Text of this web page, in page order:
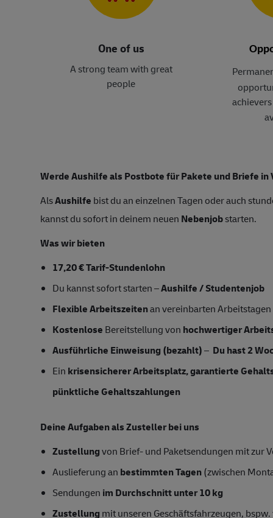
One of us
A strong team with great
people
Werde Aushilfe als Postbote für Pakete und Briefe in
AlsAushilfe bist du an einzelnen Tagen oder auch
kannst du sofort in deinem neuen Nebenjobstarten.
Was wir bieten
17,20 € Tarif-Stundenlohn
Du kannst sofort starten –Aushilfe / Studentenjob
Flexible Arbeitszeitenan vereinbarten Arbeitstagen
Kostenlose Bereitstellung von hochwertiger
Ausführliche Einweisung (bezahlt)– Du hast 2
Ein krisensicherer Arbeitsplatz, garantierte
pünktliche Gehaltszahlungen
Deine Aufgaben als Zusteller bei uns
Zustellungvon Brief- und Paketsendungen mit zur
Auslieferung an bestimmten Tagen(zwischen
Sendungen im Durchschnitt unter 10 kg
Zustellung mit unseren Geschäftsfahrzeugen,